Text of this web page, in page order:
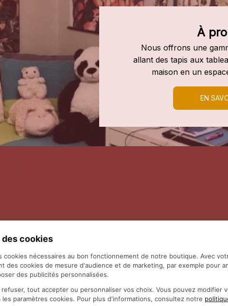
À
Nous offrons une
allant des tapis aux
maison en un
EN
des cookies
cookies nécessaires au bon fonctionnement de notre boutique. Avec
des cookies de mesure d'audience et de marketing, par exemple pour
des publicités personnalisées.
tout accepter ou personnaliser vos choix. Vous pouvez modifier
paramètres cookies. Pour plus d'informations, consultez notre